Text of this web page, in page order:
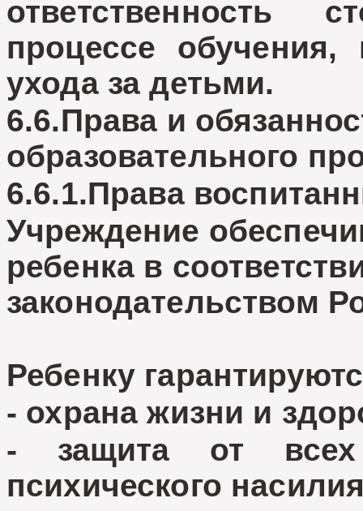
ответственность
процессе обучения,
ухода за детьми.
6.6.Права и
образовательного
6.6.1.Права
Учреждение
ребенка в
законодательством
Ребенку
- охрана жизни и
- защита от
психического